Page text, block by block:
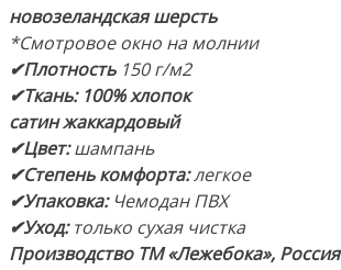
новозеландская шерсть
*Смотровое окно на молнии
✔Плотность150 г/м2
✔Ткань: 100% хлопок
сатин жаккардовый
✔Цвет:шампань
✔Степень комфорта:легкое
✔Упаковка:Чемодан ПВХ
✔Уход:только сухая чистка
Производство ТМ «Лежебока», Россия